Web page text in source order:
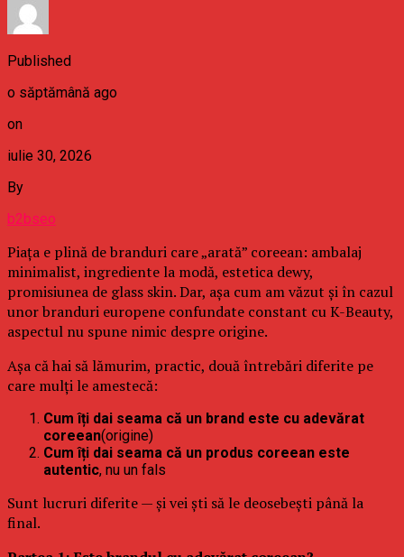
Published
o săptămână ago
on
iulie 30, 2026
By
b2bseo
Piața e plină de branduri care „arată” coreean: ambalaj
minimalist, ingrediente la modă, estetica dewy,
promisiunea de glass skin. Dar, așa cum am văzut și în cazul
unor branduri europene confundate constant cu K-Beauty,
aspectul nu spune nimic despre origine.
Așa că hai să lămurim, practic, două întrebări diferite pe
care mulți le amestecă:
Cum îți dai seama că un brand este cu adevărat
coreean(origine)
Cum îți dai seama că un produs coreean este
autentic, nu un fals
Sunt lucruri diferite — și vei ști să le deosebești până la
final.